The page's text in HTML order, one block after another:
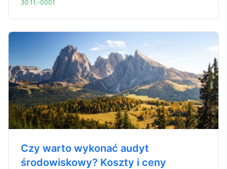
30.11.-0001
Czy warto wykonać audyt
środowiskowy? Koszty i ceny